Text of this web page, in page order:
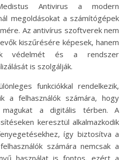
Antivirus a modern
megoldásokat a számítógépek
Az antivírus szoftverek nem
kiszűrésére képesek, hanem
védelmét és a rendszer
is szolgálják.
funkciókkal rendelkezik,
a felhasználók számára, hogy
magukat a digitális térben. A
keresztül alkalmazkodik
így biztosítva a
számára nemcsak a
használat is fontos, ezért a